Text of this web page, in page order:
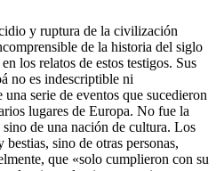
y ruptura de la civilización
de la historia del siglo
los relatos de estos testigos. Sus
no es indescriptible ni
serie de eventos que sucedieron
lugares de Europa. No fue la
de una nación de cultura. Los
sino de otras personas,
que «solo cumplieron con su